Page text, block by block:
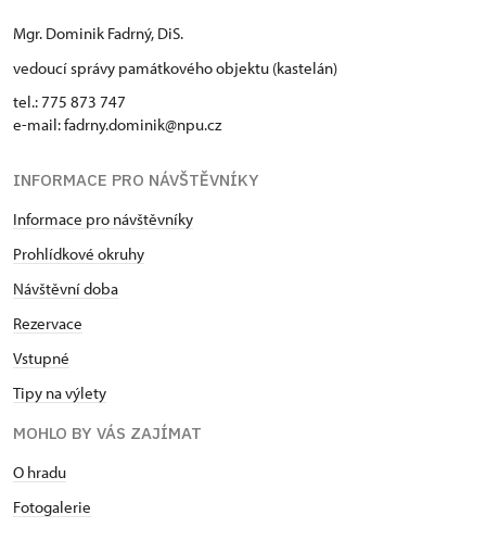
Mgr. Dominik Fadrný, DiS.
vedoucí správy památkového objektu (kastelán)
tel.: 775 873 747
e-mail: fadrny.dominik@npu.cz
INFORMACE PRO NÁVŠTĚVNÍKY
Informace pro návštěvníky
Prohlídkové okruhy
Návštěvní doba
Rezervace
Vstupné
Tipy na výlety
MOHLO BY VÁS ZAJÍMAT
O hradu
Fotogalerie